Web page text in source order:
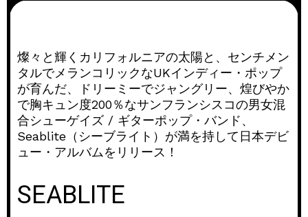
燦々と輝くカリフォルニアの太陽と、センチメン
タルでメランコリックなUKインディー・ポップ
が育んだ、ドリーミーでジャングリー、煌びやか
で胸キュン度200％なサンフランシスコの男女混
合シューゲイズ / ギターポップ・バンド、
Seablite（シーブライト）が満を持して日本デビ
ュー・アルバムをリリース！
SEABLITE